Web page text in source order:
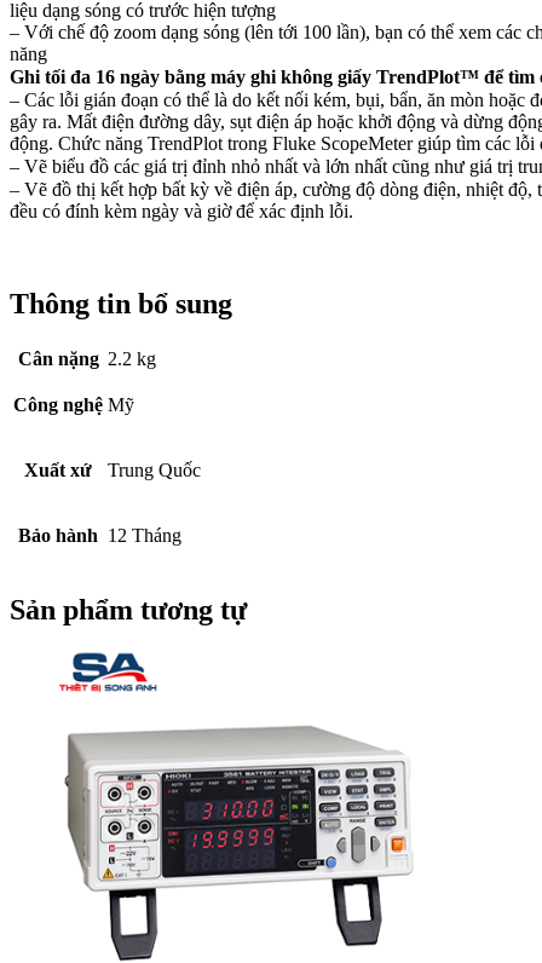
liệu dạng sóng có trước hiện tượng
– Với chế độ zoom dạng sóng (lên tới 100 lần), bạn có thể xem các
năng
Ghi tối đa 16 ngày bằng máy ghi không giấy TrendPlot™ để tìm
– Các lỗi gián đoạn có thể là do kết nối kém, bụi, bẩn, ăn mòn hoặc
gây ra. Mất điện đường dây, sụt điện áp hoặc khởi động và dừng
động. Chức năng TrendPlot trong Fluke ScopeMeter giúp tìm các lỗi
– Vẽ biểu đồ các giá trị đỉnh nhỏ nhất và lớn nhất cũng như giá trị
– Vẽ đồ thị kết hợp bất kỳ về điện áp, cường độ dòng điện, nhiệt độ,
đều có đính kèm ngày và giờ để xác định lỗi.
Thông tin bổ sung
Cân nặng 2.2 kg
Công nghệ Mỹ
Xuất xứ Trung Quốc
Bảo hành 12 Tháng
Sản phẩm tương tự